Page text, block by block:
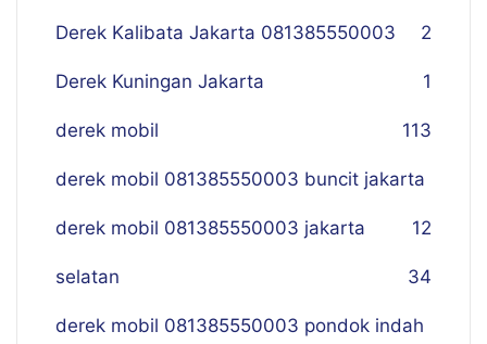
Derek Kalibata Jakarta 081385550003 2
Derek Kuningan Jakarta 1
derek mobil 113
derek mobil 081385550003 buncit jakarta
12
derek mobil 081385550003 jakarta
selatan 34
derek mobil 081385550003 pondok indah